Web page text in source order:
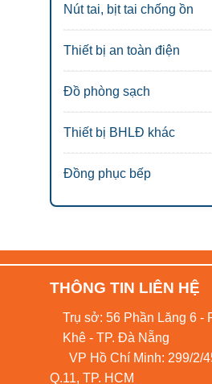
Nút tai, bịt tai chống ồn
Thiết bị an toàn điện
Đồ phòng sạch
Thiết bị BHLĐ khác
Đồng phục bếp
THÔNG TIN LIÊN HỆ
Trụ sở: 56 Phần Lăng 6 -
Khê - TP. Đà Nẵng
VP Hồ Chí Minh: 299/2/
Q.11, TP. HCM